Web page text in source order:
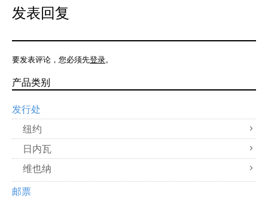
发表回复
要发表评论，您必须先登录。
产品类别
发行处
纽约
日内瓦
维也纳
邮票